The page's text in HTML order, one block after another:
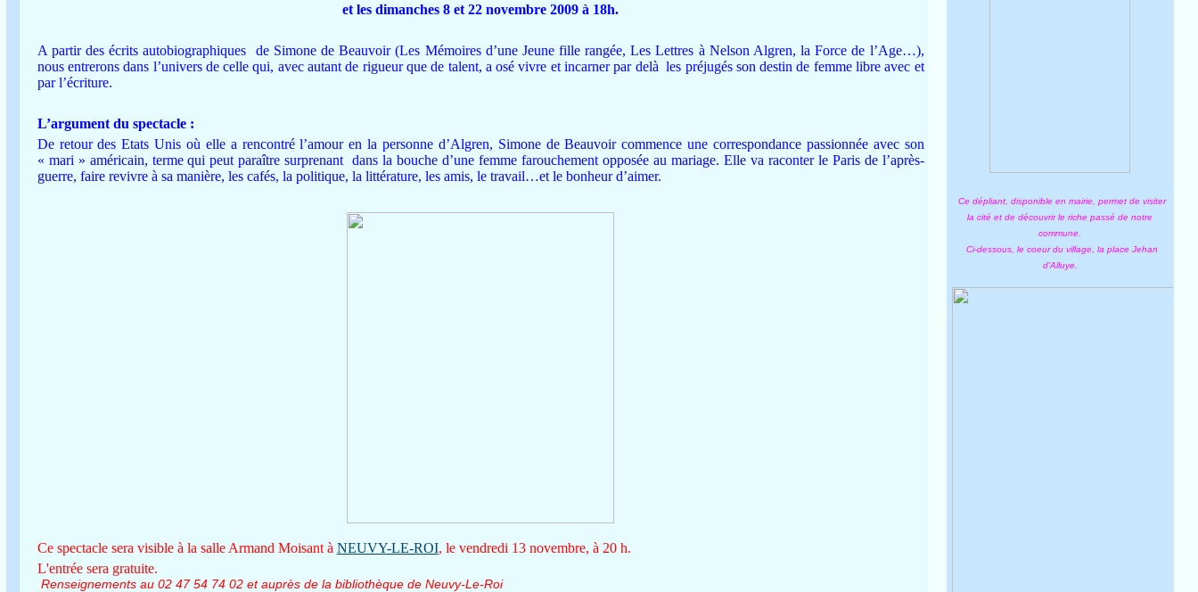
et les dimanches 8 et 22 novembre 2009 à 18h.
A partir des écrits autobiographiques
de Simone de Beauvoir (Les Mémoires d’une Jeune fille rangée, Les Lettres à Nelson Algren, la Force de l’Age…),
nous entrerons dans l’univers de celle qui, avec autant de rigueur que de talent, a osé vivre et incarner par delà les préjugés son destin de femme libre avec et
par l’écriture.
L’argument du spectacle :
De retour des Etats Unis où elle a rencontré l’amour en la personne d’Algren, Simone de Beauvoir commence une correspondance passionnée avec son
« mari » américain, terme qui peut paraître surprenant dans la bouche d’une femme farouchement opposée au mariage. Elle va raconter le Paris de l’après-
guerre, faire revivre à sa manière, les cafés, la politique, la littérature, les amis, le travail…et le bonheur d’aimer.
Ce spectacle sera visible à la salle Armand Moisant à NEUVY-LE-ROI, le vendredi 13 novembre, à 20 h.
L'entrée sera gratuite.
Renseignements au 02 47 54 74 02 et auprès de la bibliothèque de Neuvy-Le-Roi
Ce dépliant, disponible en mairie, permet de visiter
la cité et de découvrir le riche passé de notre
commune.
Ci-dessous, le coeur du village, la place Jehan
d'Alluye.